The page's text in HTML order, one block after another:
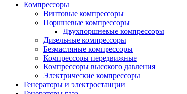
Компрессоры
Винтовые компрессоры
Поршневые компрессоры
Двухпоршневые компрессоры
Дизельные компрессоры
Безмасляные компрессоры
Компрессоры передвижные
Компрессоры высокого давления
Электрические компрессоры
Генераторы и электростанции